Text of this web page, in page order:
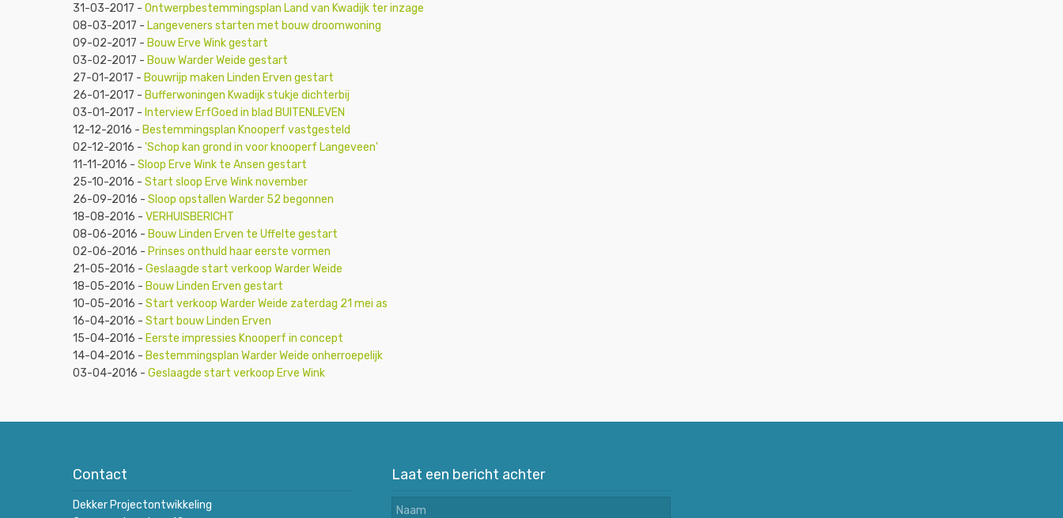
31-03-2017 - Ontwerpbestemmingsplan Land van Kwadijk ter inzage
08-03-2017 - Langeveners starten met bouw droomwoning
09-02-2017 - Bouw Erve Wink gestart
03-02-2017 - Bouw Warder Weide gestart
27-01-2017 - Bouwrijp maken Linden Erven gestart
26-01-2017 - Bufferwoningen Kwadijk stukje dichterbij
03-01-2017 - Interview ErfGoed in blad BUITENLEVEN
12-12-2016 - Bestemmingsplan Knooperf vastgesteld
02-12-2016 - 'Schop kan grond in voor knooperf Langeveen'
11-11-2016 - Sloop Erve Wink te Ansen gestart
25-10-2016 - Start sloop Erve Wink november
26-09-2016 - Sloop opstallen Warder 52 begonnen
18-08-2016 - VERHUISBERICHT
08-06-2016 - Bouw Linden Erven te Uffelte gestart
02-06-2016 - Prinses onthuld haar eerste vormen
21-05-2016 - Geslaagde start verkoop Warder Weide
18-05-2016 - Bouw Linden Erven gestart
10-05-2016 - Start verkoop Warder Weide zaterdag 21 mei as
16-04-2016 - Start bouw Linden Erven
15-04-2016 - Eerste impressies Knooperf in concept
14-04-2016 - Bestemmingsplan Warder Weide onherroepelijk
03-04-2016 - Geslaagde start verkoop Erve Wink
Contact
Dekker Projectontwikkeling
Laat een bericht achter